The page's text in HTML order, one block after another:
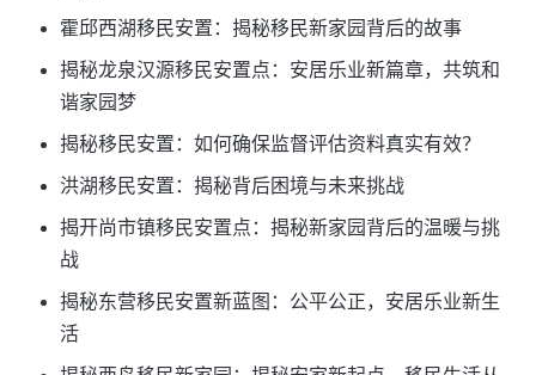
霍邱西湖移民安置：揭秘移民新家园背后的故事
揭秘龙泉汉源移民安置点：安居乐业新篇章，共筑和
谐家园梦
揭秘移民安置：如何确保监督评估资料真实有效？
洪湖移民安置：揭秘背后困境与未来挑战
揭开尚市镇移民安置点：揭秘新家园背后的温暖与挑
战
揭秘东营移民安置新蓝图：公平公正，安居乐业新生
活